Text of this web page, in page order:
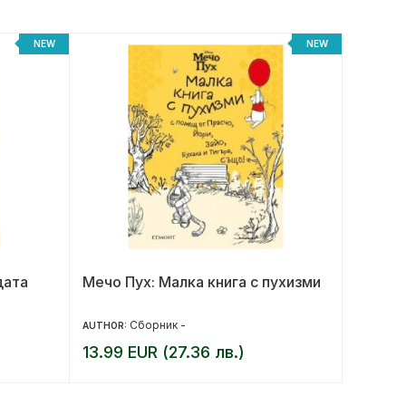
NEW NEW
Мечо Пух: Малка книга с пухизми
AUTHOR: Сборник -
13.99 EUR (27.36 лв.)